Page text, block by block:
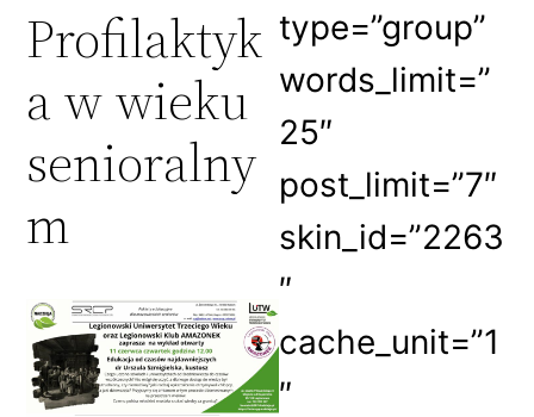
Profilaktyk
a w wieku
senioralny
m
type=”group”
words_limit=”
25″
post_limit=”7″
skin_id=”2263
″
cache_unit=”1
″